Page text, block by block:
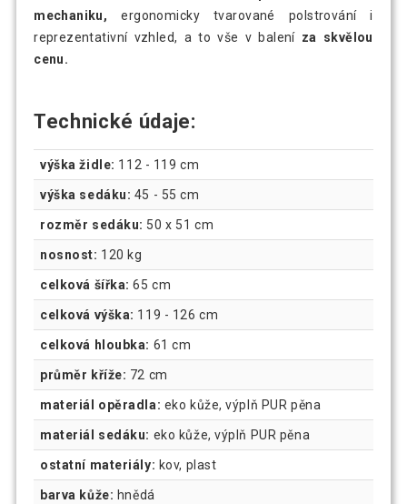
mechaniku, ergonomicky tvarované polstrování i
reprezentativní vzhled, a to vše v balení za skvělou
cenu.
Technické údaje:
výška židle: 112 - 119 cm
výška sedáku: 45 - 55 cm
rozměr sedáku: 50 x 51 cm
nosnost: 120 kg
celková šířka: 65 cm
celková výška: 119 - 126 cm
celková hloubka: 61 cm
průměr kříže: 72 cm
materiál opěradla: eko kůže, výplň PUR pěna
materiál sedáku: eko kůže, výplň PUR pěna
ostatní materiály: kov, plast
barva kůže: hnědá